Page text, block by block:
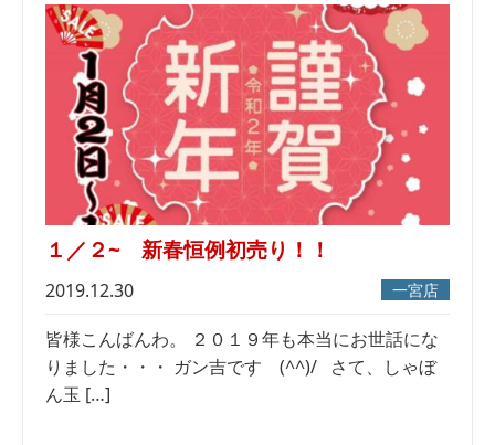
１／２~ 新春恒例初売り！！
2019.12.30 一宮店
皆様こんばんわ。 ２０１９年も本当にお世話にな
りました・・・ ガン吉です (^^)/ さて、しゃぼ
ん玉 […]